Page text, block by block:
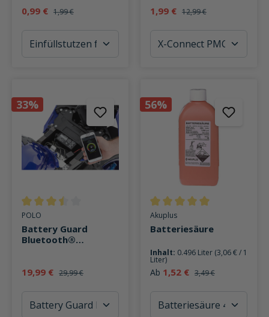
0,99 € 1,99 €
Batterieanschlusska
1,99 € 12,99 €
33%
Durchschnittliche Bewertung von 3.4 von 5 Sternen
POLO
Battery Guard
Bluetooth®
19,99 € 29,99 €
56%
Durchschnittliche Bewertung
Akuplus
Batteriesäure
Inhalt: 0.496 Liter (3,06 € / 1
Liter)
Ab 1,52 € 3,49 €